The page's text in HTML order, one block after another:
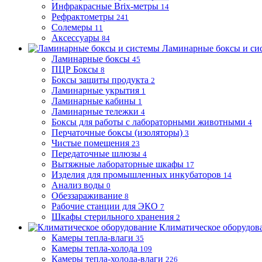
Инфракрасные Brix-метры 14
Рефрактометры 241
Солемеры 11
Аксессуары 84
Ламинарные боксы и
Ламинарные боксы 45
ПЦР Боксы 8
Боксы защиты продукта 2
Ламинарные укрытия 1
Ламинарные кабины 1
Ламинарные тележки 4
Боксы для работы с лабораторными животными 4
Перчаточные боксы (изоляторы) 3
Чистые помещения 23
Передаточные шлюзы 4
Вытяжные лабораторные шкафы 17
Изделия для промышленных инкубаторов 14
Анализ воды 0
Обеззараживание 8
Рабочие станции для ЭКО 7
Шкафы стерильного хранения 2
Климатическое
Камеры тепла-влаги 35
Камеры тепла-холода 109
Камеры тепла-холода-влаги 226